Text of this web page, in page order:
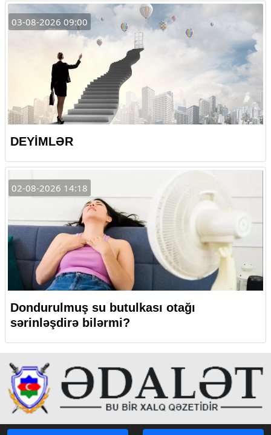
03-08-2026 09:00
DEYİMLƏR
02-08-2026 14:18
Dondurulmuş su butulkası otağı
sərinləşdirə bilərmi?